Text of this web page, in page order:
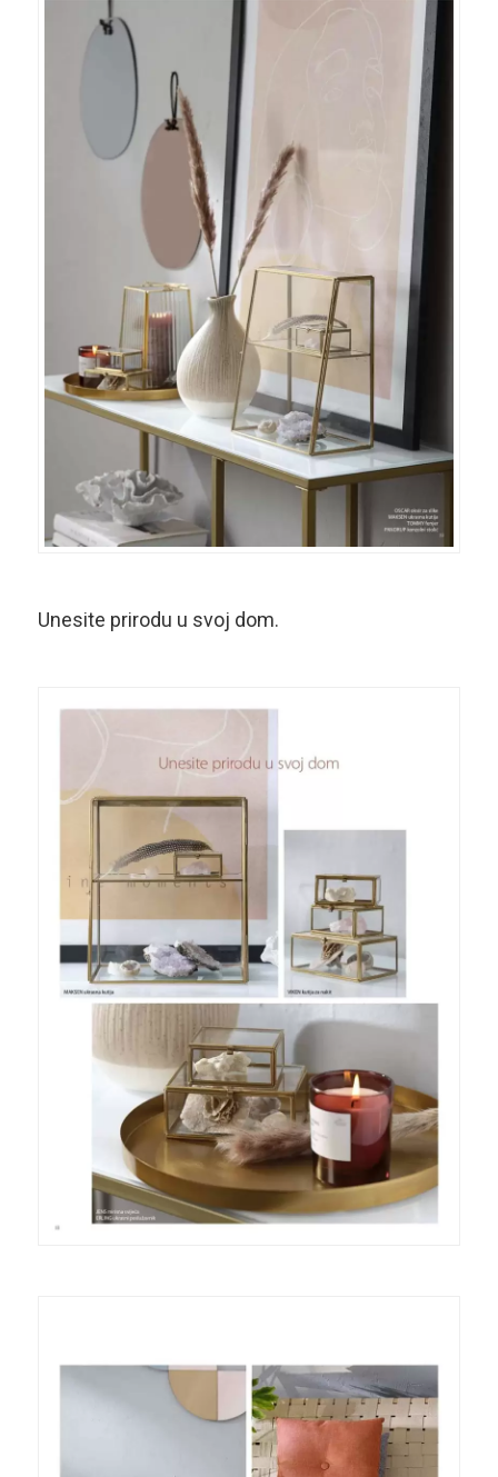
Unesite prirodu u svoj dom.